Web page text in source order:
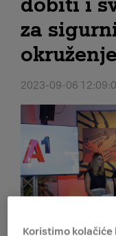
za
2023-09-06
Koristimo kolačiće